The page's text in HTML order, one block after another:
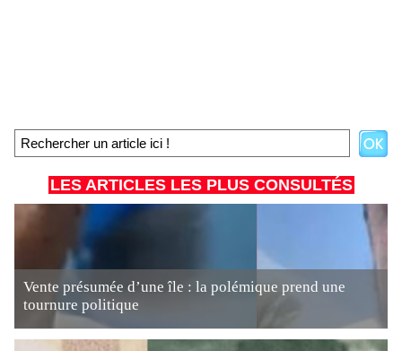
LES ARTICLES LES PLUS CONSULTÉS
Vente présumée d’une île : la polémique prend une
tournure politique